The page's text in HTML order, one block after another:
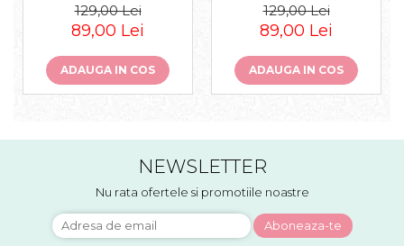
129,00 Lei
89,00 Lei
ADAUGA IN COS
129,00 Lei
89,00 Lei
ADAUGA IN COS
NEWSLETTER
Nu rata ofertele si promotiile noastre